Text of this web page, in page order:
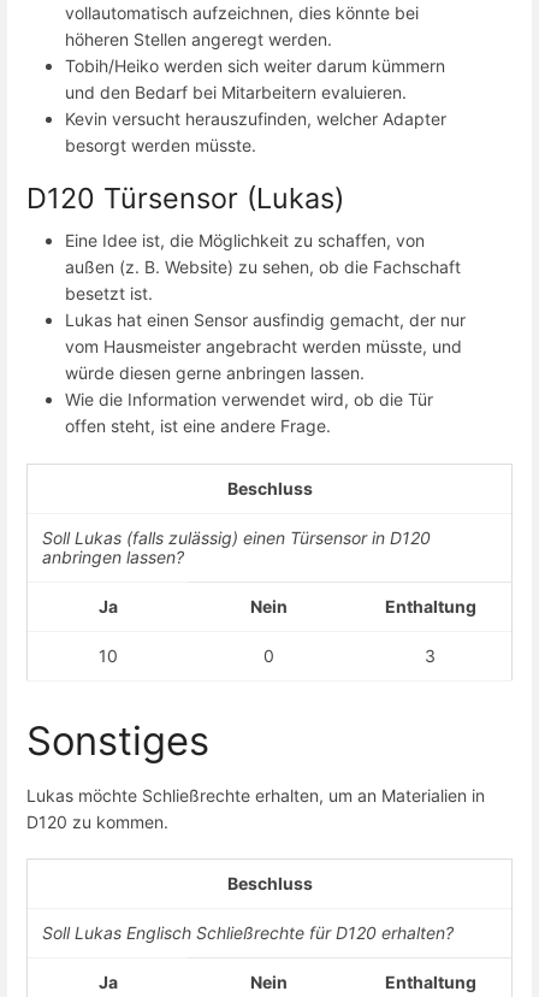
vollautomatisch aufzeichnen, dies könnte bei
höheren Stellen angeregt werden.
Tobih/Heiko werden sich weiter darum kümmern
und den Bedarf bei Mitarbeitern evaluieren.
Kevin versucht herauszufinden, welcher Adapter
besorgt werden müsste.
D120 Türsensor (Lukas)
Eine Idee ist, die Möglichkeit zu schaffen, von
außen (z. B. Website) zu sehen, ob die Fachschaft
besetzt ist.
Lukas hat einen Sensor ausfindig gemacht, der nur
vom Hausmeister angebracht werden müsste, und
würde diesen gerne anbringen lassen.
Wie die Information verwendet wird, ob die Tür
offen steht, ist eine andere Frage.
Beschluss
Soll Lukas (falls zulässig) einen Türsensor in D120
anbringen lassen?
Ja Nein Enthaltung
10 0 3
Sonstiges
Lukas möchte Schließrechte erhalten, um an Materialien in
D120 zu kommen.
Beschluss
Soll Lukas Englisch Schließrechte für D120 erhalten?
Ja Nein Enthaltung